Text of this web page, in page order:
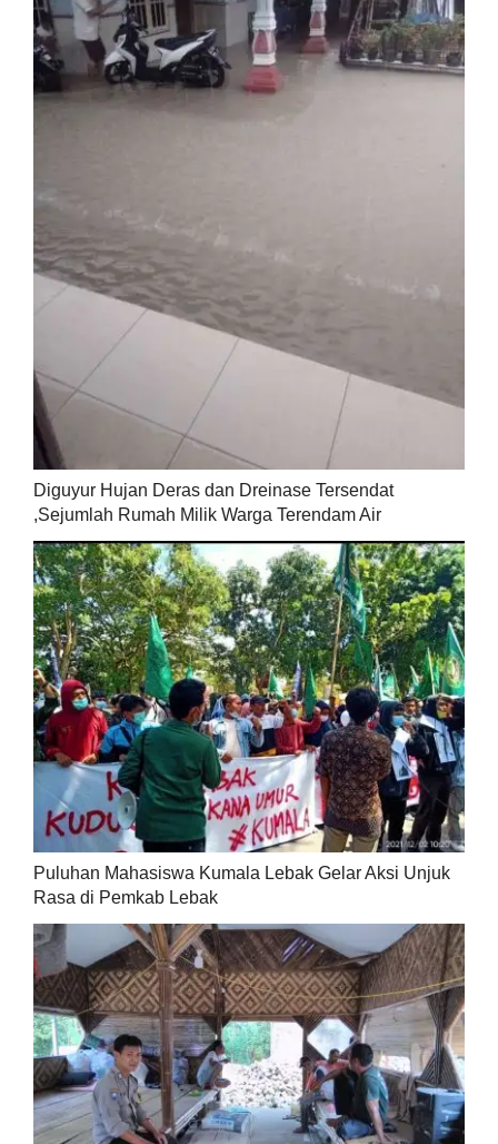
Diguyur Hujan Deras dan Dreinase Tersendat
,Sejumlah Rumah Milik Warga Terendam Air
Puluhan Mahasiswa Kumala Lebak Gelar Aksi Unjuk
Rasa di Pemkab Lebak